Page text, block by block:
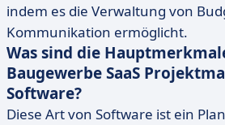
indem es die Verwaltung von
Kommunikation ermöglicht.
Was sind die
Baugewerbe SaaS
Software?
Diese Art von Software ist ein